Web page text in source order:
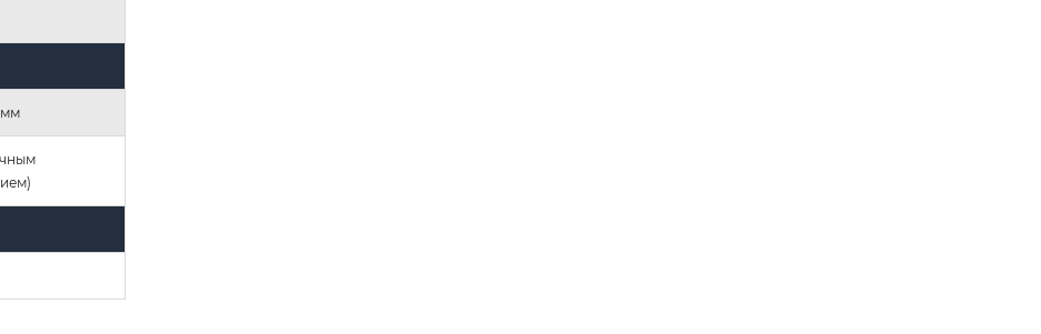
мм